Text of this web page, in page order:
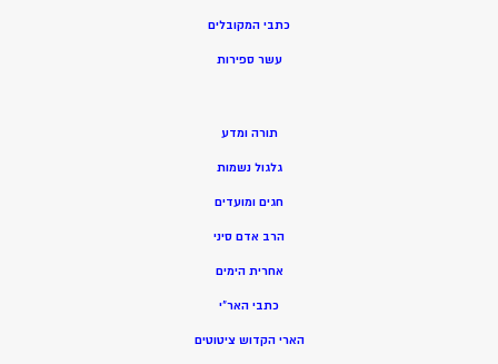
כתבי המקובלים
עשר ספירות
תורה ומדע
גלגול נשמות
חגים ומועדים
הרב אדם סיני
אחרית הימים
כתבי האר”י
הארי הקדוש ציטוטים